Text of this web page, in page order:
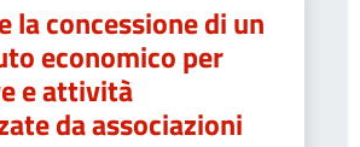
la concessione di un
economico per
e attività
da associazioni